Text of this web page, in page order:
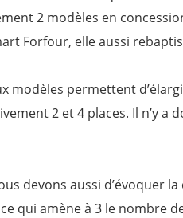
2 modèles en
Forfour, elle aussi
modèles permettent
2 et 4 places. Il n’y a
devons aussi d’évoquer
qui amène à 3 le nombre